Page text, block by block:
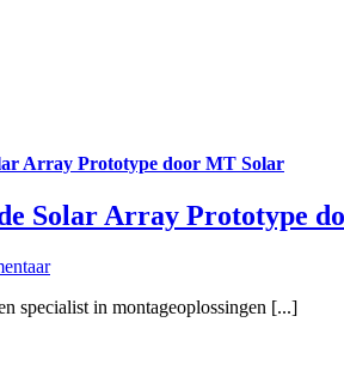
Array Prototype door MT Solar
Solar Array Prototype
specialist in montageoplossingen [...]